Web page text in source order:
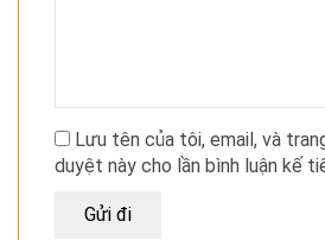
Lưu tên của tôi, email, và
duyệt này cho lần bình luận kế